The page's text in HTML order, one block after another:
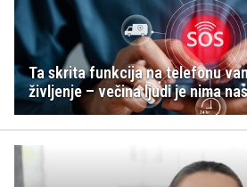
Ta skrita funkcija na telefonu
življenje – večina ljudi je nima